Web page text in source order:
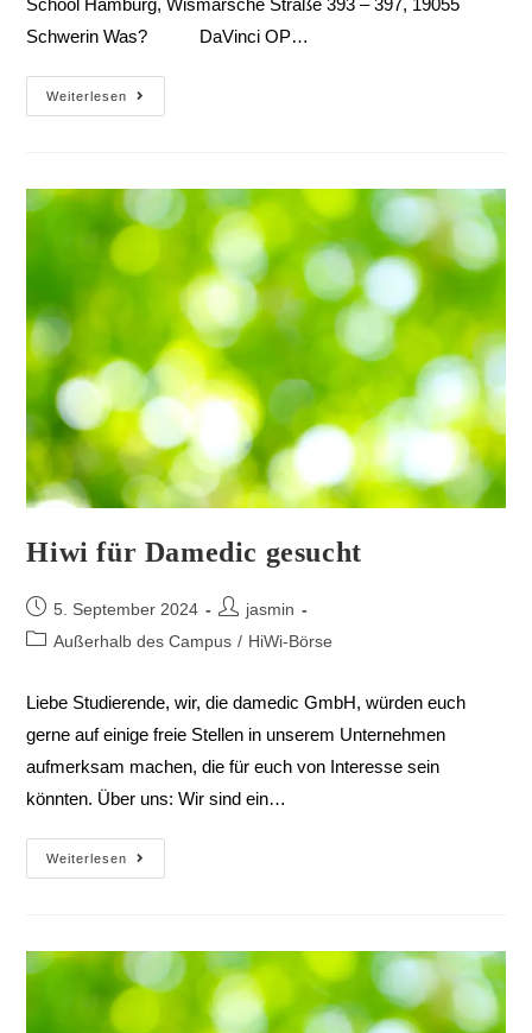
Schwerin Was? DaVinci OP…
Weiterlesen
Hiwi für Damedic gesucht
5. September 2024
jasmin
Außerhalb des Campus / HiWi-Börse
Liebe Studierende, wir, die damedic GmbH, würden euch
gerne auf einige freie Stellen in unserem Unternehmen
aufmerksam machen, die für euch von Interesse sein
könnten. Über uns: Wir sind ein…
Weiterlesen